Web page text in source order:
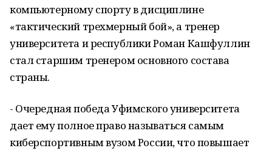
компьютерному спорту в дисциплине
«тактический трехмерный бой», а тренер
университета и республики Роман Кашфуллин
стал старшим тренером основного состава
страны.
- Очередная победа Уфимского университета
дает ему полное право называться самым
киберспортивным вузом России, что повышает